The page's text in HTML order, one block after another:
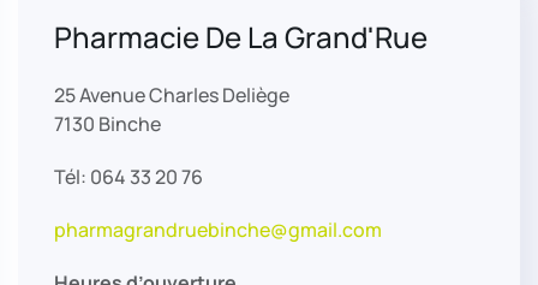
Pharmacie De La Grand'Rue
25 Avenue Charles Deliège
7130 Binche
Tél: 064 33 20 76
pharmagrandruebinche@gmail.com